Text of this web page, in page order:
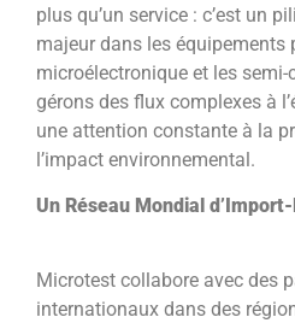
plus qu’un service : c’est un
majeur dans les équipements
microélectronique et les
gérons des flux complexes à
une attention constante à la
l’impact environnemental.
Un Réseau Mondial
Microtest collabore avec des
internationaux dans des